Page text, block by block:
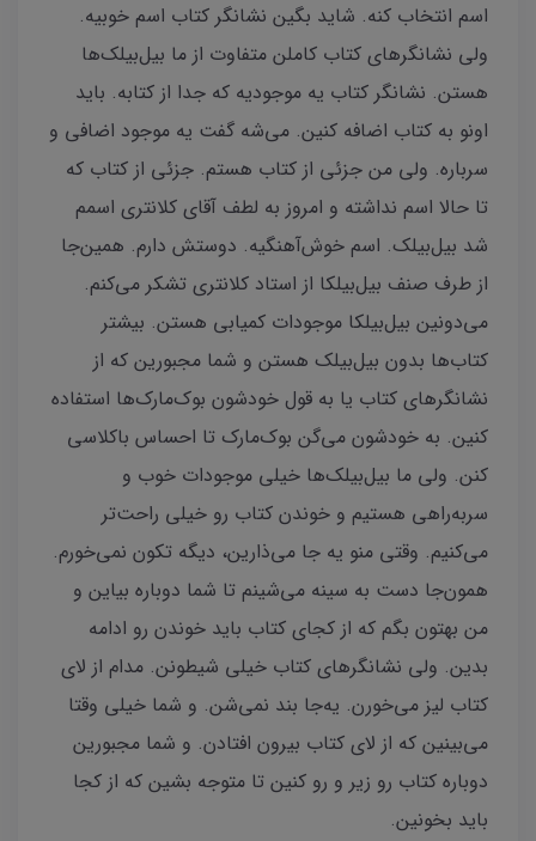
اسم انتخاب کنه. شاید بگین نشانگر کتاب اسم خوبیه.
ولی نشانگرهای کتاب کاملن متفاوت از ما بیل‌بیلک‌ها
هستن. نشانگر کتاب یه موجودیه که جدا از کتابه. باید
اونو به کتاب اضافه کنین. می‌شه گفت یه موجود اضافی و
سرباره. ولی من جزئی از کتاب هستم. جزئی از کتاب که
تا حالا اسم نداشته و امروز به لطف آقای کلانتری اسمم
شد بیل‌بیلک. اسم خوش‌آهنگیه. دوستش دارم. همین‌جا
از طرف صنف بیل‌بیلکا از استاد کلانتری تشکر می‌کنم.
می‌دونین بیل‌بیلکا موجودات کمیابی هستن. بیشتر
کتاب‌ها بدون بیل‌بیلک هستن و شما مجبورین که از
نشانگرهای کتاب یا به قول خودشون بوک‌مارک‌ها استفاده
کنین. به خودشون می‌گن بوک‌مارک تا احساس باکلاسی
کنن. ولی ما بیل‌بیلک‌ها خیلی موجودات خوب و
سر‌به‌راهی هستیم و خوندن کتاب رو خیلی راحت‌تر
می‌کنیم. وقتی منو یه جا می‌ذارین، دیگه تکون نمی‌خورم.
همون‌جا دست به سینه می‌شینم تا شما دوباره بیاین و
من بهتون بگم که از کجای کتاب باید خوندن رو ادامه
بدین. ولی نشانگرهای کتاب خیلی شیطونن. مدام از لای
کتاب لیز می‌خورن. یه‌جا بند نمی‌شن. و شما خیلی وقتا
می‌بینین که از لای کتاب بیرون افتادن. و شما مجبورین
دوباره کتاب رو زیر و رو کنین تا متوجه بشین که از کجا
باید بخونین.